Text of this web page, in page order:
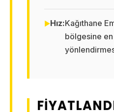
Hız:Kağıthane
bölgesine en